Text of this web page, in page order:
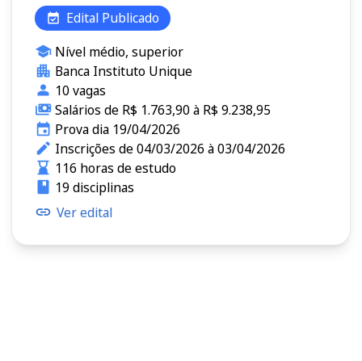
Edital Publicado
Nível médio, superior
Banca Instituto Unique
10 vagas
Salários de R$ 1.763,90 à R$ 9.238,95
Prova dia 19/04/2026
Inscrições de 04/03/2026 à 03/04/2026
116 horas de estudo
19 disciplinas
Ver edital